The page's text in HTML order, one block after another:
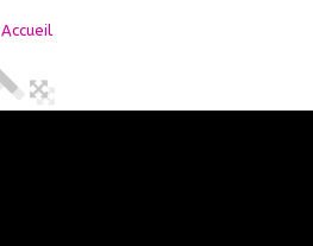
Accueil